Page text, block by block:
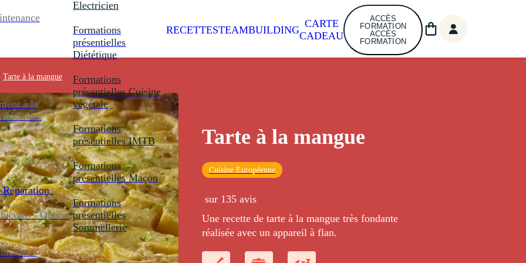
à la
bâtiment
- Option
-
Electricien
Formations
présentielles
Diététique
Formations
présentielles Cuisine
végétale
Formations
présentielles IMTB
Formations
présentielles Maçon
Formations
présentielles
Sommellerie
RECETTESTEAMBUILDING
CARTE
CADEAU
ACCÈS
FORMATION
ACCÈS
FORMATION
Tarte à la mangue
Tarte à la mangue
Cuisine Européenne
sur 135 avis
Une recette de tarte à la mangue très fondante
réalisée avec un appareil à flan.